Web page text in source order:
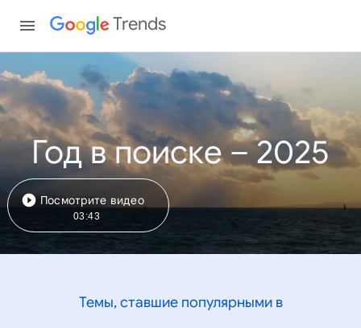
Trends
Год в поиске – 2025
Посмотрите видео
03:43
Темы, ставшие популярными в